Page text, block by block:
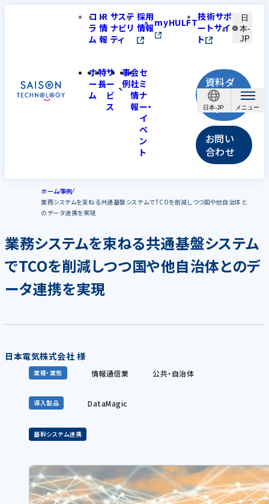
日本-JP
コ
ラ
ム
IR
情
報
サステ
ナビリ
ティ
採用
情報myHULFT技術サポ
ートサイ
ト
日
本-
JP
ホ
ー
ム
特
長
サ
ー
ビ
ス
事
例
会
社
情
報
セ
ミ
ナ
ー・
イ
ベ
ン
ト
資料ダ
ウンロ
ード
お問い
合わせ
ホーム事例
業務システムを束ねる共通基盤システムでTCOを削減しつつ国や他自治体と
のデータ連携を実現
業務システムを束ねる共通基盤システム
でTCOを削減しつつ国や他自治体とのデ
ータ連携を実現
日本電気株式会社 様
業種・業態 情報通信業 公共・自治体
導入製品 DataMagic
基幹システム連携